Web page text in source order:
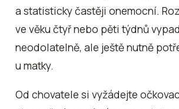
a statisticky častěji onemocní.
ve věku čtyř nebo pěti týdnů
neodolatelně, ale ještě nutně
u matky.
Od chovatele si vyžádejte